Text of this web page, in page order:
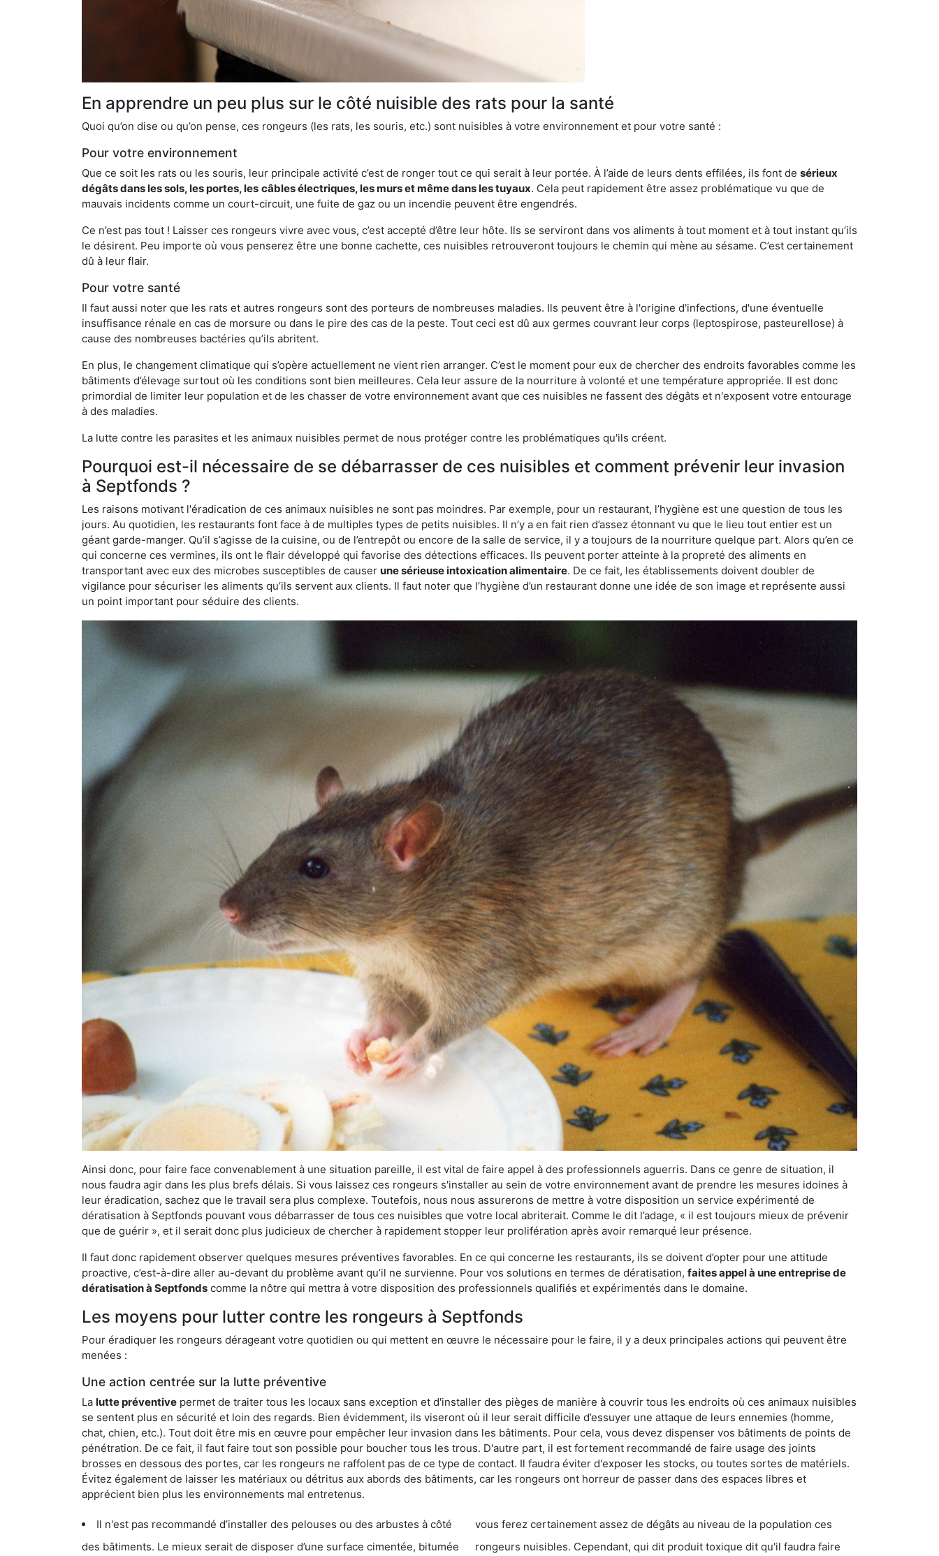
En apprendre un peu plus sur le côté nuisible des rats pour la santé
Quoi qu’on dise ou qu’on pense, ces rongeurs (les rats, les souris, etc.) sont nuisibles à votre environnement et pour votre santé :
Pour votre environnement
Que ce soit les rats ou les souris, leur principale activité c’est de ronger tout ce qui serait à leur portée. À l’aide de leurs dents effilées, ils font de sérieux
dégâts dans les sols, les portes, les câbles électriques, les murs et même dans les tuyaux. Cela peut rapidement être assez problématique vu que de
mauvais incidents comme un court-circuit, une fuite de gaz ou un incendie peuvent être engendrés.
Ce n’est pas tout ! Laisser ces rongeurs vivre avec vous, c’est accepté d’être leur hôte. Ils se serviront dans vos aliments à tout moment et à tout instant qu’ils
le désirent. Peu importe où vous penserez être une bonne cachette, ces nuisibles retrouveront toujours le chemin qui mène au sésame. C’est certainement
dû à leur flair.
Pour votre santé
Il faut aussi noter que les rats et autres rongeurs sont des porteurs de nombreuses maladies. Ils peuvent être à l'origine d'infections, d'une éventuelle
insuffisance rénale en cas de morsure ou dans le pire des cas de la peste. Tout ceci est dû aux germes couvrant leur corps (leptospirose, pasteurellose) à
cause des nombreuses bactéries qu’ils abritent.
En plus, le changement climatique qui s’opère actuellement ne vient rien arranger. C’est le moment pour eux de chercher des endroits favorables comme les
bâtiments d’élevage surtout où les conditions sont bien meilleures. Cela leur assure de la nourriture à volonté et une température appropriée. Il est donc
primordial de limiter leur population et de les chasser de votre environnement avant que ces nuisibles ne fassent des dégâts et n'exposent votre entourage
à des maladies.
La lutte contre les parasites et les animaux nuisibles permet de nous protéger contre les problématiques qu'ils créent.
Pourquoi est-il nécessaire de se débarrasser de ces nuisibles et comment prévenir leur invasion
à Septfonds ?
Les raisons motivant l'éradication de ces animaux nuisibles ne sont pas moindres. Par exemple, pour un restaurant, l’hygiène est une question de tous les
jours. Au quotidien, les restaurants font face à de multiples types de petits nuisibles. Il n’y a en fait rien d’assez étonnant vu que le lieu tout entier est un
géant garde-manger. Qu’il s’agisse de la cuisine, ou de l’entrepôt ou encore de la salle de service, il y a toujours de la nourriture quelque part. Alors qu’en ce
qui concerne ces vermines, ils ont le flair développé qui favorise des détections efficaces. Ils peuvent porter atteinte à la propreté des aliments en
transportant avec eux des microbes susceptibles de causer une sérieuse intoxication alimentaire. De ce fait, les établissements doivent doubler de
vigilance pour sécuriser les aliments qu’ils servent aux clients. Il faut noter que l’hygiène d’un restaurant donne une idée de son image et représente aussi
un point important pour séduire des clients.
Ainsi donc, pour faire face convenablement à une situation pareille, il est vital de faire appel à des professionnels aguerris. Dans ce genre de situation, il
nous faudra agir dans les plus brefs délais. Si vous laissez ces rongeurs s'installer au sein de votre environnement avant de prendre les mesures idoines à
leur éradication, sachez que le travail sera plus complexe. Toutefois, nous nous assurerons de mettre à votre disposition un service expérimenté de
dératisation à Septfonds pouvant vous débarrasser de tous ces nuisibles que votre local abriterait. Comme le dit l’adage, « il est toujours mieux de prévenir
que de guérir », et il serait donc plus judicieux de chercher à rapidement stopper leur prolifération après avoir remarqué leur présence.
Il faut donc rapidement observer quelques mesures préventives favorables. En ce qui concerne les restaurants, ils se doivent d’opter pour une attitude
proactive, c’est-à-dire aller au-devant du problème avant qu’il ne survienne. Pour vos solutions en termes de dératisation, faites appel à une entreprise de
dératisation à Septfonds comme la nôtre qui mettra à votre disposition des professionnels qualifiés et expérimentés dans le domaine.
Les moyens pour lutter contre les rongeurs à Septfonds
Pour éradiquer les rongeurs dérageant votre quotidien ou qui mettent en œuvre le nécessaire pour le faire, il y a deux principales actions qui peuvent être
menées :
Une action centrée sur la lutte préventive
La lutte préventive permet de traiter tous les locaux sans exception et d'installer des pièges de manière à couvrir tous les endroits où ces animaux nuisibles
se sentent plus en sécurité et loin des regards. Bien évidemment, ils viseront où il leur serait difficile d’essuyer une attaque de leurs ennemies (homme,
chat, chien, etc.). Tout doit être mis en œuvre pour empêcher leur invasion dans les bâtiments. Pour cela, vous devez dispenser vos bâtiments de points de
pénétration. De ce fait, il faut faire tout son possible pour boucher tous les trous. D'autre part, il est fortement recommandé de faire usage des joints
brosses en dessous des portes, car les rongeurs ne raffolent pas de ce type de contact. Il faudra éviter d'exposer les stocks, ou toutes sortes de matériels.
Évitez également de laisser les matériaux ou détritus aux abords des bâtiments, car les rongeurs ont horreur de passer dans des espaces libres et
apprécient bien plus les environnements mal entretenus.
Il n'est pas recommandé d’installer des pelouses ou des arbustes à côté
des bâtiments. Le mieux serait de disposer d’une surface cimentée, bitumée
vous ferez certainement assez de dégâts au niveau de la population ces
rongeurs nuisibles. Cependant, qui dit produit toxique dit qu'il faudra faire